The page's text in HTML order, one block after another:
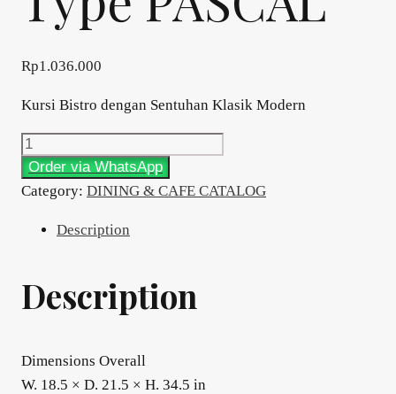
Rp1.036.000
Kursi Bistro dengan Sentuhan Klasik Modern
DINING&CAFE
Type
PASCAL
Order via WhatsApp
Category: DINING & CAFE CATALOG
Description
Description
Dimensions Overall
W. 18.5 × D. 21.5 × H. 34.5 in